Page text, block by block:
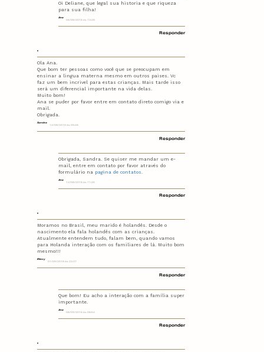
Ana
06/08/2018 às 13:28
Oi Deliane, que legal sua historia e que riqueza
para sua filha!
Responder
Sandra
12/08/2018 às 05:48
Ola Ana.
Que bom ter pessoas como você que se preocupam em
ensinar a lingua materna mesmo em outros paises. Vc
faz um bem incrivel para estas crianças. Mais tarde isso
será um diferencial importante na vida delas.
Muito bom!
Ana se puder por favor entre em contato direto comigo via e
mail.
Obrigada.
Responder
Ana
12/08/2018 às 11:26
Obrigada, Sandra. Se quiser me mandar um e-
mail, entre em contato por favor através do
formulário na pagina de contatos.
Responder
Eliecy
01/09/2018 às 22:37
Moramos no Brasil, meu marido é holandês. Desde o
nascimento ela fala holandês com as crianças.
Atualmente entendem tudo, falam bem, quando vamos
para Holanda interação com os familiares de lá. Muito bom
mesmo!!!
Responder
Ana
08/09/2018 às 08:54
Que bom! Eu acho a interação com a família super
importante.
Responder